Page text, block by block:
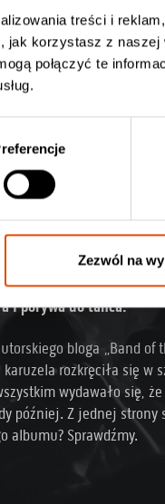
treści i
korzystasz z
połączyć te
Zezwól na
i metalowców, ale ich
i porywa do tańca.
bloga „Band of
rozkręciła się w
wydawało się,
później. Z jednej strony
albumu? Sprawdźmy.